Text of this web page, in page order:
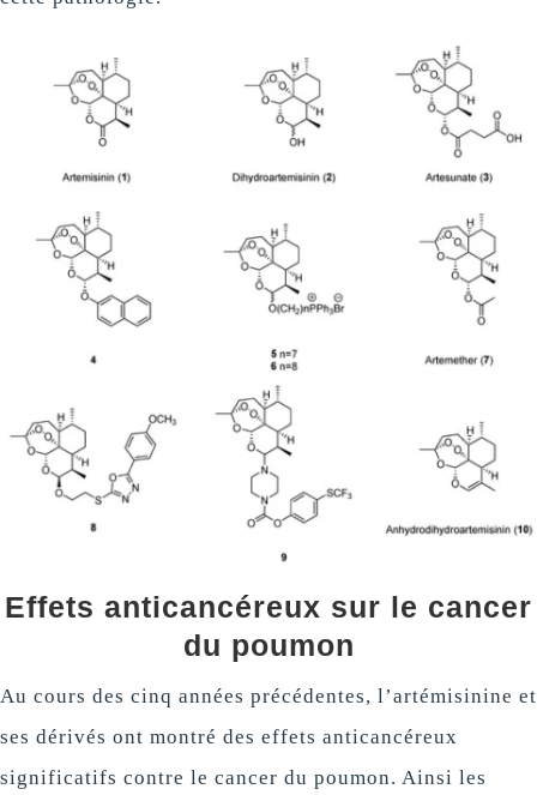
Effets anticancéreux sur le cancer
du poumon
Au cours des cinq années précédentes, l’artémisinine et
ses dérivés ont montré des effets anticancéreux
significatifs contre le cancer du poumon. Ainsi les